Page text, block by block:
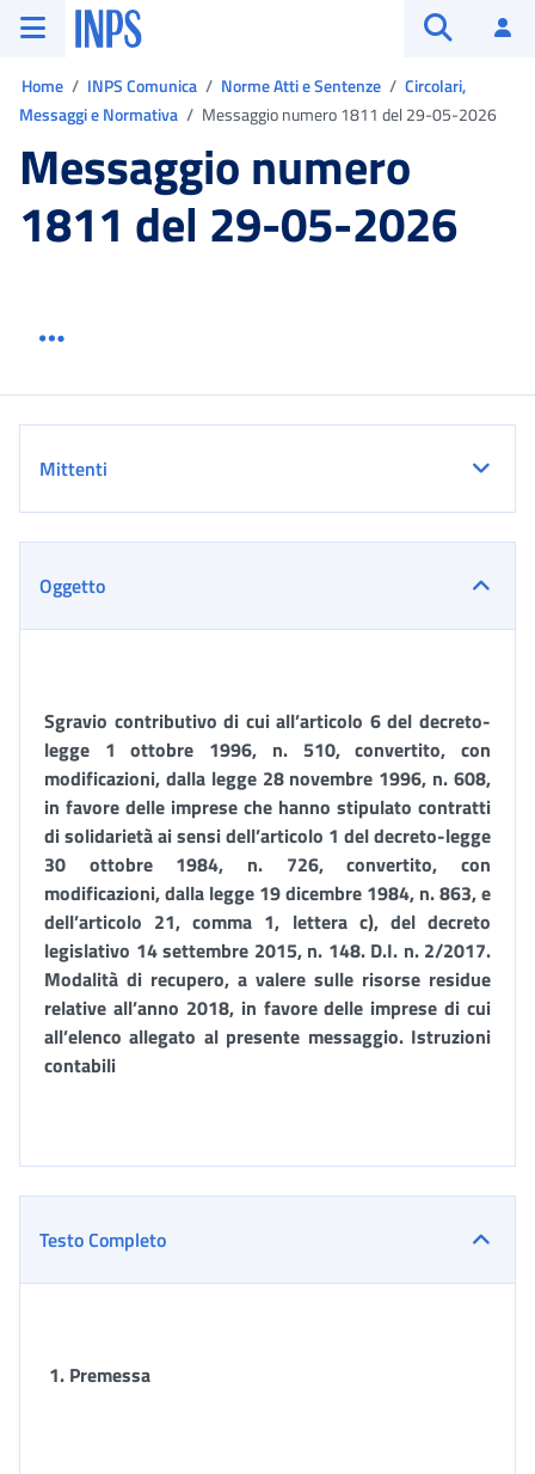
Vai al menu principale
Vai al contenuto principale
Vai al pie' di pagina
INPS ()
Home INPS Comunica Norme Atti e Sentenze
Circolari,
Messaggi e Normativa
Messaggio numero 1811 del 29-05-2026
Messaggio numero
1811 del 29-05-2026
Mittenti
Oggetto
Sgravio contributivo di cui all’articolo 6 del decreto-
legge 1 ottobre 1996, n. 510, convertito, con
modificazioni, dalla legge 28 novembre 1996, n. 608,
in favore delle imprese che hanno stipulato contratti
di solidarietà ai sensi dell’articolo 1 del decreto-legge
30 ottobre 1984, n. 726, convertito, con
modificazioni, dalla legge 19 dicembre 1984, n. 863, e
dell’articolo 21, comma 1, lettera c), del decreto
legislativo 14 settembre 2015, n. 148. D.I. n. 2/2017.
Modalità di recupero, a valere sulle risorse residue
relative all’anno 2018, in favore delle imprese di cui
all’elenco allegato al presente messaggio. Istruzioni
contabili
Testo Completo
1. Premessa